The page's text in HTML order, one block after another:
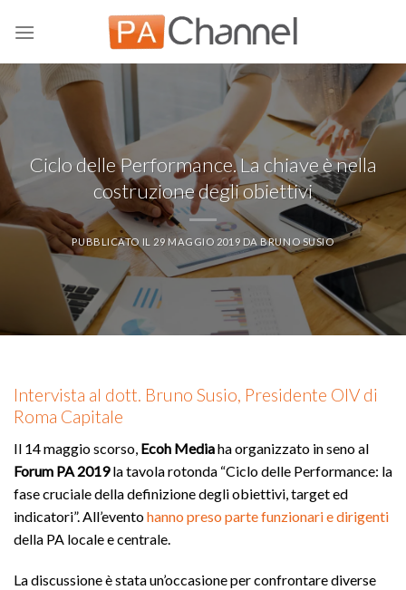
Ciclo delle Performance. La chiave è nella
costruzione degli obiettivi
PUBBLICATO IL 29 MAGGIO 2019 DA BRUNO SUSIO
Intervista al dott. Bruno Susio, Presidente OIV di
Roma Capitale
Il 14 maggio scorso, Ecoh Mediaha organizzato in seno al
Forum PA 2019la tavola rotonda “Ciclo delle Performance: la
fase cruciale della definizione degli obiettivi, target ed
indicatori”. All’eventohanno preso parte funzionari e dirigenti
della PA locale e centrale.
La discussione è stata un’occasione per confrontare diverse